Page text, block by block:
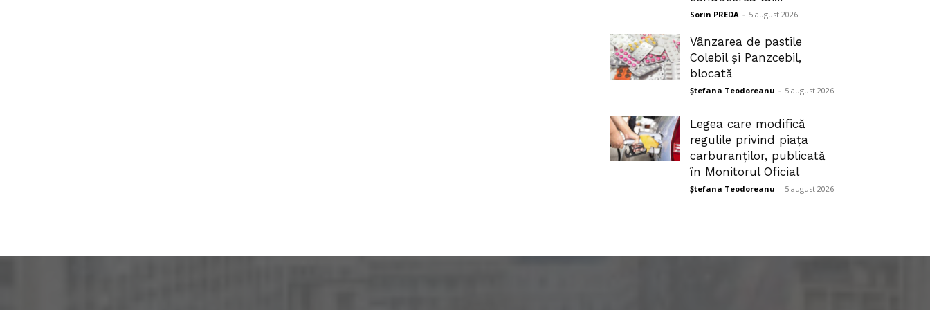
Sorin PREDA - 5 august 2026
Vânzarea de pastile
Colebil și Panzcebil,
blocată
Ștefana Teodoreanu - 5 august 2026
Legea care modifică
regulile privind piața
carburanților, publicată
în Monitorul Oficial
Ștefana Teodoreanu - 5 august 2026